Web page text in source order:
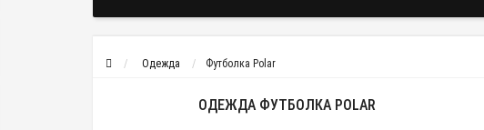
Одежда Футболка Polar
ОДЕЖДА ФУТБОЛКА POLAR